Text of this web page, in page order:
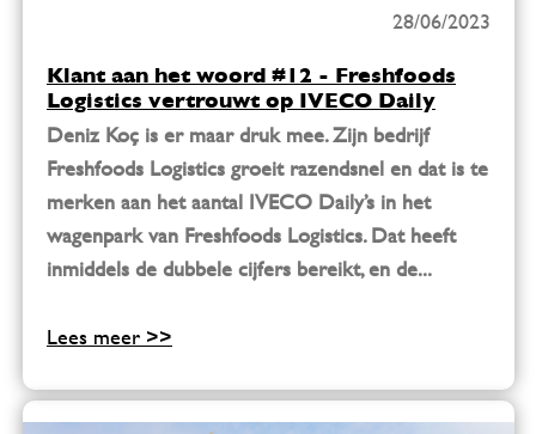
28/06/2023
Klant aan het woord #12 - Freshfoods
Logistics vertrouwt op IVECO Daily
Deniz Koç is er maar druk mee. Zijn bedrijf
Freshfoods Logistics groeit razendsnel en dat is te
merken aan het aantal IVECO Daily’s in het
wagenpark van Freshfoods Logistics. Dat heeft
inmiddels de dubbele cijfers bereikt, en de...
Lees meer >>